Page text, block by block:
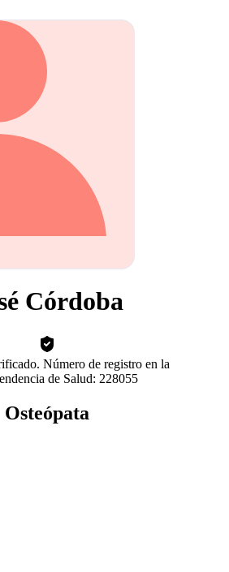
Córdoba
Número de registro en la
de Salud: 228055
Osteópata